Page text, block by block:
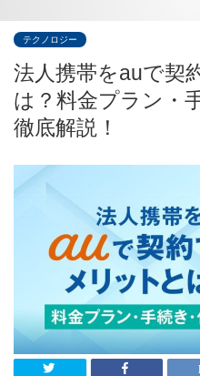
テクノロジー
法人携帯をauで契
は？料金プラン・
徹底解説！